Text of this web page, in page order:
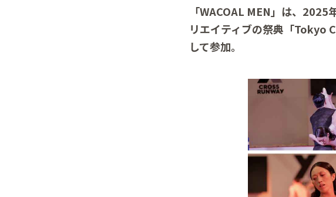
「WACOAL MEN」は、
リエイティブの祭典「Tokyo
して参加。